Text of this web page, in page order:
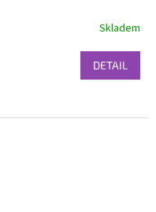
Skladem
DETAIL